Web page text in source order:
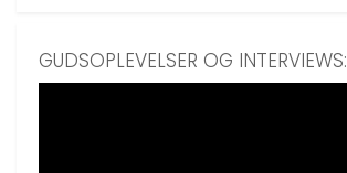
GUDSOPLEVELSER OG INTERVIEWS: